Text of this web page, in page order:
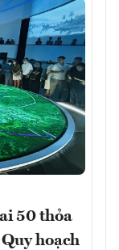
50 thỏa
hoạch